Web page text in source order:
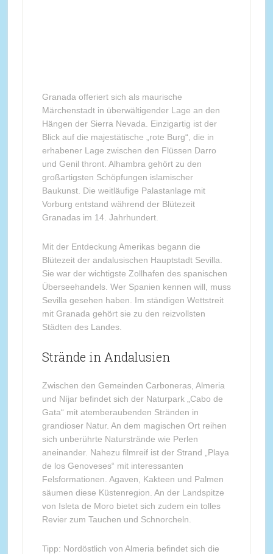
Granada offeriert sich als maurische
Märchenstadt in überwältigender Lage an den
Hängen der Sierra Nevada. Einzigartig ist der
Blick auf die majestätische „rote Burg“, die in
erhabener Lage zwischen den Flüssen Darro
und Genil thront. Alhambra gehört zu den
großartigsten Schöpfungen islamischer
Baukunst. Die weitläufige Palastanlage mit
Vorburg entstand während der Blütezeit
Granadas im 14. Jahrhundert.
Mit der Entdeckung Amerikas begann die
Blütezeit der andalusischen Hauptstadt Sevilla.
Sie war der wichtigste Zollhafen des spanischen
Überseehandels. Wer Spanien kennen will, muss
Sevilla gesehen haben. Im ständigen Wettstreit
mit Granada gehört sie zu den reizvollsten
Städten des Landes.
Strände in Andalusien
Zwischen den Gemeinden Carboneras, Almeria
und Níjar befindet sich der Naturpark „Cabo de
Gata“ mit atemberaubenden Stränden in
grandioser Natur. An dem magischen Ort reihen
sich unberührte Naturstrände wie Perlen
aneinander. Nahezu filmreif ist der Strand „Playa
de los Genoveses“ mit interessanten
Felsformationen. Agaven, Kakteen und Palmen
säumen diese Küstenregion. An der Landspitze
von Isleta de Moro bietet sich zudem ein tolles
Revier zum Tauchen und Schnorcheln.
Tipp: Nordöstlich von Almeria befindet sich die